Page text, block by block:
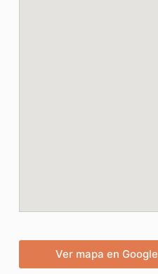
Ver mapa en Google